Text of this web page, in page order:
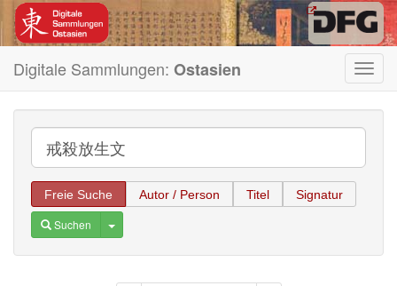
Digitale Sammlungen: Ostasien
Freie Suche Autor / Person Titel Signatur
Suchen Toggle Dropdown